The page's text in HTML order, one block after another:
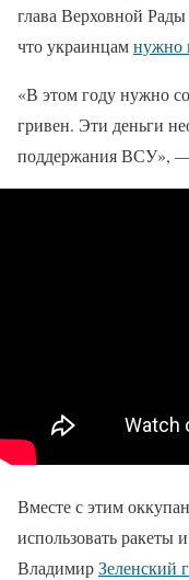
глава Верховной
что украинцамнужно
«В этом году нужно
гривен. Эти деньги
поддержания ВСУ»,
Вместе с этим
использовать
ВладимирЗеленский